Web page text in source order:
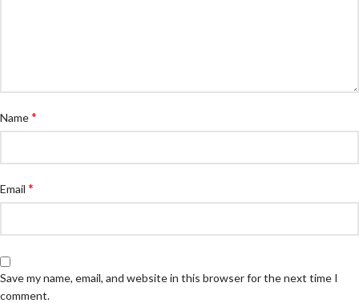
Name*
Email *
Save my name, email, and website in this browser for the next time I
comment.